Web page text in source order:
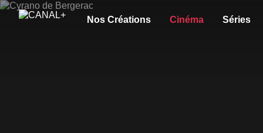
Nos Créations Cinéma Séries